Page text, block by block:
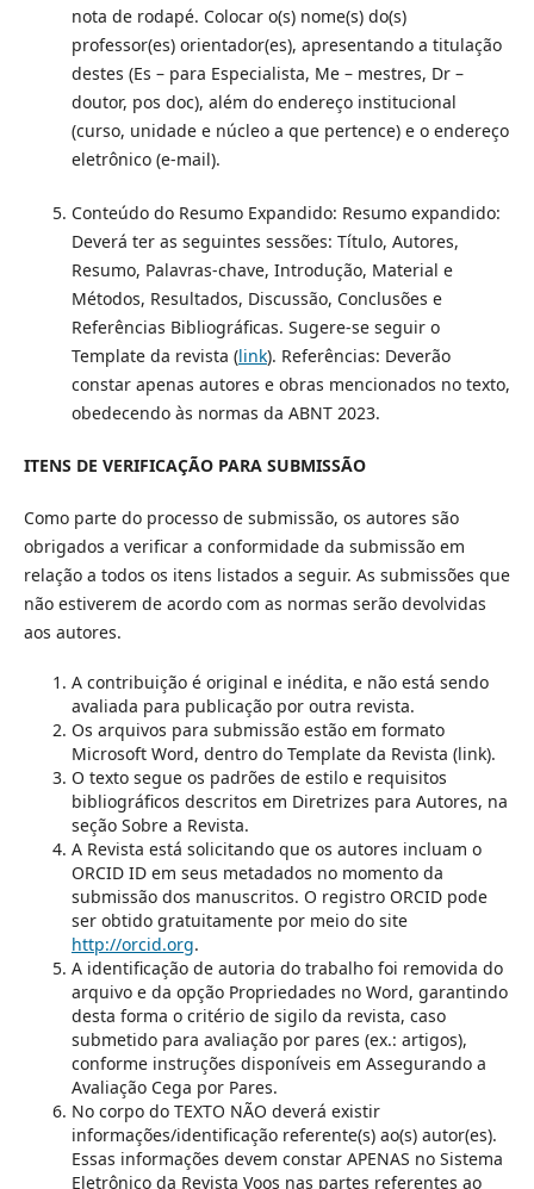
nota de rodapé. Colocar o(s) nome(s) do(s)
professor(es) orientador(es), apresentando a titulação
destes (Es – para Especialista, Me – mestres, Dr –
doutor, pos doc), além do endereço institucional
(curso, unidade e núcleo a que pertence) e o endereço
eletrônico (e-mail).
Conteúdo do Resumo Expandido: Resumo expandido:
Deverá ter as seguintes sessões: Título, Autores,
Resumo, Palavras-chave, Introdução, Material e
Métodos, Resultados, Discussão, Conclusões e
Referências Bibliográficas. Sugere-se seguir o
Template da revista (link). Referências: Deverão
constar apenas autores e obras mencionados no texto,
obedecendo às normas da ABNT 2023.
ITENS DE VERIFICAÇÃO PARA SUBMISSÃO
Como parte do processo de submissão, os autores são
obrigados a verificar a conformidade da submissão em
relação a todos os itens listados a seguir. As submissões que
não estiverem de acordo com as normas serão devolvidas
aos autores.
A contribuição é original e inédita, e não está sendo
avaliada para publicação por outra revista.
Os arquivos para submissão estão em formato
Microsoft Word, dentro do Template da Revista (link).
O texto segue os padrões de estilo e requisitos
bibliográficos descritos em Diretrizes para Autores, na
seção Sobre a Revista.
A Revista está solicitando que os autores incluam o
ORCID ID em seus metadados no momento da
submissão dos manuscritos. O registro ORCID pode
ser obtido gratuitamente por meio do site
http://orcid.org.
A identificação de autoria do trabalho foi removida do
arquivo e da opção Propriedades no Word, garantindo
desta forma o critério de sigilo da revista, caso
submetido para avaliação por pares (ex.: artigos),
conforme instruções disponíveis em Assegurando a
Avaliação Cega por Pares.
No corpo do TEXTO NÃO deverá existir
informações/identificação referente(s) ao(s) autor(es).
Essas informações devem constar APENAS no Sistema
Eletrônico da Revista Voos nas partes referentes ao